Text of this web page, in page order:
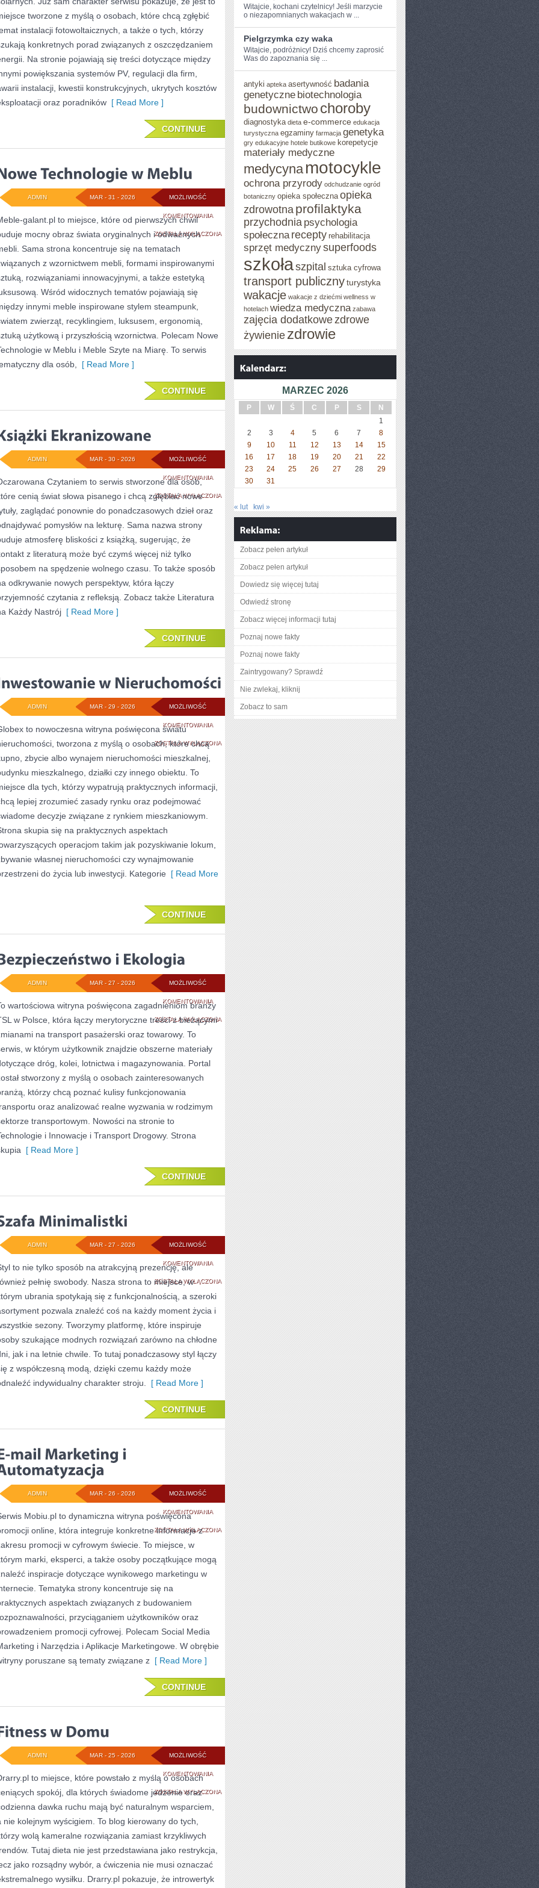
I
OPTYMALIZACJA
tworzone z myślą o osobach, które chcą zgłębić
instalacji fotowoltaicznych, a także o tych, którzy
konkretnych porad związanych z oszczędzaniem
Na stronie pojawiają się treści dotyczące między
powiększania systemów PV, regulacji dla firm,
instalacji, kwestii konstrukcyjnych, ukrytych kosztów
oraz poradników [ Read More ]
CONTINUE
MOŻLIWOŚĆ
KOMENTOWANIANOWE
TECHNOLOGIE
MEBLU
ZOSTAŁA WYŁĄCZONA
MAR - 31 - 2026
ADMIN
galant.pl to miejsce, które od pierwszych chwil
mocny obraz świata oryginalnych i odważnych
Sama strona koncentruje się na tematach
z wzornictwem mebli, formami inspirowanymi
rozwiązaniami innowacyjnymi, a także estetyką
Wśród widocznych tematów pojawiają się
innymi meble inspirowane stylem steampunk,
zwierząt, recyklingiem, luksusem, ergonomią,
użytkową i przyszłością wzornictwa. Polecam Nowe
w Meblu i Meble Szyte na Miarę. To serwis
dla osób,
[ Read More ]
CONTINUE
MOŻLIWOŚĆ
KOMENTOWANIAKSIĄŻKI
EKRANIZOWANE
ZOSTAŁA WYŁĄCZONA
MAR - 30 - 2026
ADMIN
Czytaniem to serwis stworzone dla osób,
cenią świat słowa pisanego i chcą zgłębiać nowe
zaglądać ponownie do ponadczasowych dzieł oraz
pomysłów na lekturę. Sama nazwa strony
atmosferę bliskości z książką, sugerując, że
z literaturą może być czymś więcej niż tylko
na spędzenie wolnego czasu. To także sposób
odkrywanie nowych perspektyw, która łączy
czytania z refleksją. Zobacz także Literatura
Każdy Nastrój [ Read More ]
CONTINUE
MOŻLIWOŚĆ
KOMENTOWANIAINWESTOWANIE
W
NIERUCHOMOŚCI
ZOSTAŁA WYŁĄCZONA
MAR - 29 - 2026
ADMIN
to nowoczesna witryna poświęcona światu
tworzona z myślą o osobach, które chcą
zbycie albo wynajem nieruchomości mieszkalnej,
mieszkalnego, działki czy innego obiektu. To
dla tych, którzy wypatrują praktycznych informacji,
lepiej zrozumieć zasady rynku oraz podejmować
decyzje związane z rynkiem mieszkaniowym.
skupia się na praktycznych aspektach
operacjom takim jak pozyskiwanie lokum,
własnej nieruchomości czy wynajmowanie
do życia lub inwestycji. Kategorie [ Read More
CONTINUE
MOŻLIWOŚĆ
KOMENTOWANIABEZPIECZEŃSTWO
I
EKOLOGIA
ZOSTAŁA WYŁĄCZONA
MAR - 27 - 2026
ADMIN
wartościowa witryna poświęcona zagadnieniom branży
w Polsce, która łączy merytoryczne treści z bieżącymi
na transport pasażerski oraz towarowy. To
w którym użytkownik znajdzie obszerne materiały
dróg, kolei, lotnictwa i magazynowania. Portal
stworzony z myślą o osobach zainteresowanych
którzy chcą poznać kulisy funkcjonowania
oraz analizować realne wyzwania w rodzimym
transportowym. Nowości na stronie to
i Innowacje i Transport Drogowy. Strona
[ Read More ]
CONTINUE
MOŻLIWOŚĆ
KOMENTOWANIASZAFA
MINIMALISTKI
ZOSTAŁA WYŁĄCZONA
MAR - 27 - 2026
ADMIN
to nie tylko sposób na atrakcyjną prezencję, ale
pełnię swobody. Nasza strona to miejsce, w
ubrania spotykają się z funkcjonalnością, a szeroki
pozwala znaleźć coś na każdy moment życia i
sezony. Tworzymy platformę, które inspiruje
szukające modnych rozwiązań zarówno na chłodne
jak i na letnie chwile. To tutaj ponadczasowy styl łączy
z współczesną modą, dzięki czemu każdy może
indywidualny charakter stroju.
[ Read More ]
CONTINUE
MOŻLIWOŚĆ
KOMENTOWANIAE-
MAIL
MARKETING
AUTOMATYZACJA
ZOSTAŁA WYŁĄCZONA
MAR - 26 - 2026
ADMIN
Mobiu.pl to dynamiczna witryna poświęcona
online, która integruje konkretne informacje z
promocji w cyfrowym świecie. To miejsce, w
marki, eksperci, a także osoby początkujące mogą
inspiracje dotyczące wynikowego marketingu w
Tematyka strony koncentruje się na
aspektach związanych z budowaniem
przyciąganiem użytkowników oraz
promocji cyfrowej. Polecam Social Media
i Narzędzia i Aplikacje Marketingowe. W obrębie
poruszane są tematy związane z [ Read More ]
CONTINUE
MOŻLIWOŚĆ
KOMENTOWANIAFITNESS
W
DOMU
ZOSTAŁA WYŁĄCZONA
MAR - 25 - 2026
ADMIN
to miejsce, które powstało z myślą o osobach
spokój, dla których świadome jedzenie oraz
dawka ruchu mają być naturalnym wsparciem,
nie kolejnym wyścigiem. To blog kierowany do tych,
wolą kameralne rozwiązania zamiast krzykliwych
Tutaj dieta nie jest przedstawiana jako restrykcja,
jako rozsądny wybór, a ćwiczenia nie musi oznaczać
wysiłku. Drarry.pl pokazuje, że introwertyk
Witajcie,⁢ kochani czytelnicy! ‍Jeśli marzycie
o niezapomnianych wakacjach w ...
Pielgrzymka czy waka
Witajcie, podróżnicy! Dziś chcemy ​zaprosić
Was do zapoznania się ...
antyki apteka asertywność badania
genetyczne biotechnologia
budownictwo choroby
diagnostyka dieta e-commerce edukacja
turystyczna egzaminy farmacja genetyka
gry edukacyjne hotele butikowe korepetycje
materiały medyczne
medycyna motocykle
ochrona przyrody odchudzanie ogród
botaniczny opieka społeczna opieka
zdrowotna profilaktyka
przychodnia psychologia
społeczna recepty rehabilitacja
sprzęt medycznysuperfoods
szkołaszpital sztuka cyfrowa
transport publicznyturystyka
wakacje wakacje z dziećmi wellness w
hotelach wiedza medyczna zabawa
zajęcia dodatkowezdrowe
żywienie zdrowie
MARZEC 2026
P W Ś C P S
N
1
2
3 4 5 6 7
8
9
10 11 12 13 14
15
16
17 18 19 20 21
22
23
24 25 26 27 28
29
30
31
« lut kwi »
Zobacz pełen artykuł
Zobacz pełen artykuł
Dowiedz się więcej tutaj
Odwiedź stronę
Zobacz więcej informacji tutaj
Poznaj nowe fakty
Poznaj nowe fakty
Zaintrygowany? Sprawdź
Nie zwlekaj, kliknij
Zobacz to sam